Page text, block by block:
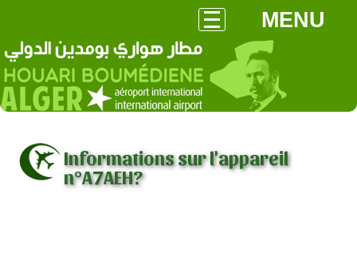
MENU
Informations sur l'appareil
n°A7AEH?